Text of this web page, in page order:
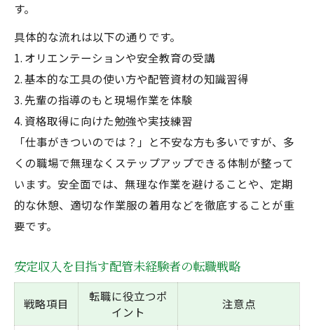
す。
具体的な流れは以下の通りです。
1. オリエンテーションや安全教育の受講
2. 基本的な工具の使い方や配管資材の知識習得
3. 先輩の指導のもと現場作業を体験
4. 資格取得に向けた勉強や実技練習
「仕事がきついのでは？」と不安な方も多いですが、多
くの職場で無理なくステップアップできる体制が整って
います。安全面では、無理な作業を避けることや、定期
的な休憩、適切な作業服の着用などを徹底することが重
要です。
安定収入を目指す配管未経験者の転職戦略
戦略項目
転職に役立つポ
イント
注意点